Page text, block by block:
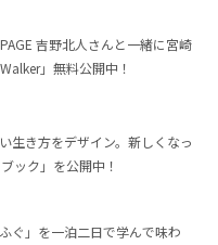
吉野北人さんと一緒に宮崎
」無料公開中！
生き方をデザイン。新しくなっ
ック」を公開中！
ぐ」を一泊二日で学んで味わ